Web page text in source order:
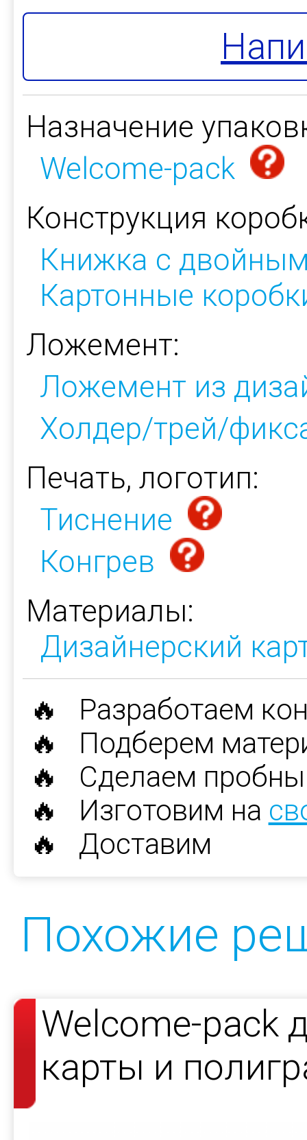
Назначение
Welcome-pack
Конструкция
Книжка с
Картонные
Ложемент:
Ложемент из
Холдер/трей/
Печать, логотип:
Тиснение
Конгрев
Материалы:
Дизайнерский
🔥 Разработаем
🔥 Подберем
🔥 Сделаем
🔥 Изготовим на
🔥 Доставим
Похожие
Welcome-pack
карты и